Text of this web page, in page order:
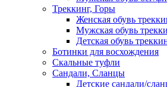
Треккинг, Горы
Женская обувь
Мужская обувь
Детская обувь
Ботинки для восхождения
Скальные туфли
Сандали, Сланцы
Детские сандали/